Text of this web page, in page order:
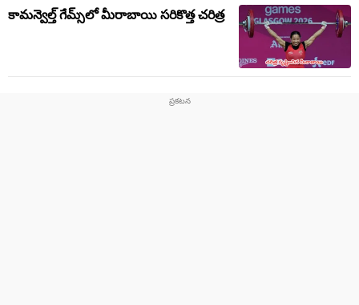
కామన్వెల్త్ గేమ్స్‌లో మీరాబాయి సరికొత్త చరిత్ర